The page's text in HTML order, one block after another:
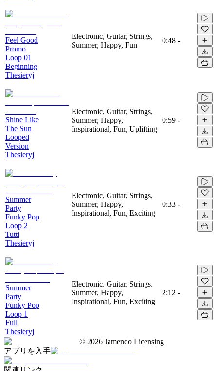
Feel Good
Promo
Loop 01
Beginning
Thesieryj
Electronic, Guitar, Strings,
Summer, Happy, Fun
0:48 -
Shine Like
The Sun
Looped
Version
Thesieryj
Electronic, Guitar, Strings,
Summer, Happy,
Inspirational, Fun, Uplifting
0:59 -
Summer
Party
Funky Pop
Loop 2
Tutti
Thesieryj
Electronic, Guitar, Strings,
Summer, Happy,
Inspirational, Fun, Exciting
0:33 -
Summer
Party
Funky Pop
Loop 1
Full
Thesieryj
Electronic, Guitar, Strings,
Summer, Happy,
Inspirational, Fun, Exciting
2:12 -
© 2026 Jamendo Licensing
アプリを入手